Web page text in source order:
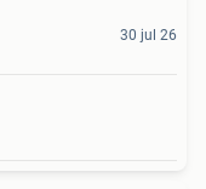
30 jul 26